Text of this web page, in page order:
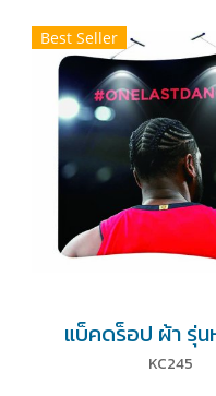
Best Seller
แบ็คดร็อป ผ้า รุ่น
KC245